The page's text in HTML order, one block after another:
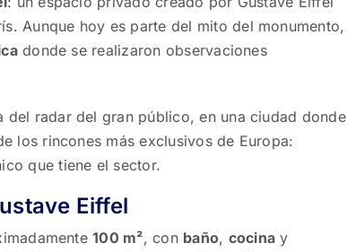
Aunque hoy es parte del mito del monumento,
donde se realizaron observaciones
del radar del gran público, en una ciudad donde
los rincones más exclusivos de Europa:
que tiene el sector.
Eiffel
100 m², con baño, cocina y